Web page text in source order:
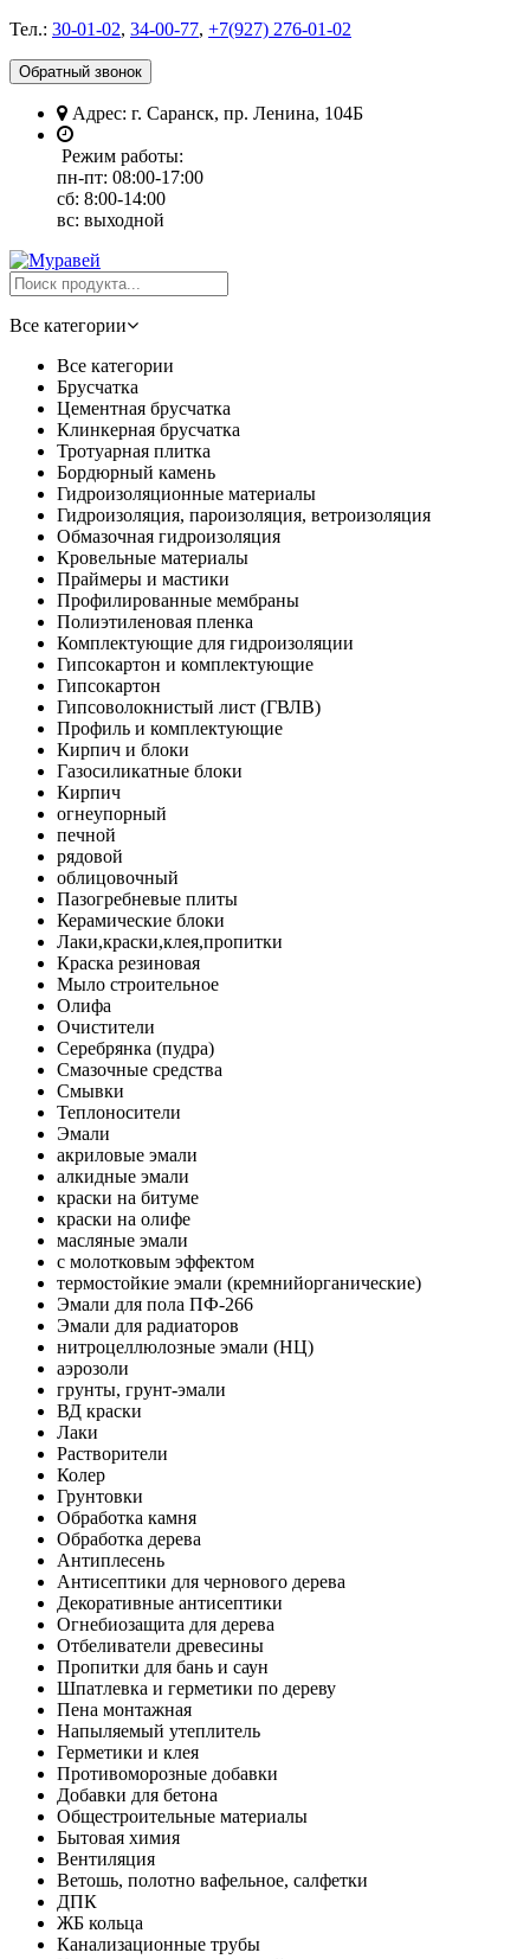
Тел.: 30-01-02, 34-00-77, +7(927) 276-01-02
Обратный звонок
Адрес: г. Саранск, пр. Ленина, 104Б
Режим работы:
пн-пт: 08:00-17:00
сб: 8:00-14:00
вс: выходной
Все категории
Все категории
Брусчатка
Цементная брусчатка
Клинкерная брусчатка
Тротуарная плитка
Бордюрный камень
Гидроизоляционные материалы
Гидроизоляция, пароизоляция, ветроизоляция
Обмазочная гидроизоляция
Кровельные материалы
Праймеры и мастики
Профилированные мембраны
Полиэтиленовая пленка
Комплектующие для гидроизоляции
Гипсокартон и комплектующие
Гипсокартон
Гипсоволокнистый лист (ГВЛВ)
Профиль и комплектующие
Кирпич и блоки
Газосиликатные блоки
Кирпич
огнеупорный
печной
рядовой
облицовочный
Пазогребневые плиты
Керамические блоки
Лаки,краски,клея,пропитки
Краска резиновая
Мыло строительное
Олифа
Очистители
Серебрянка (пудра)
Смазочные средства
Смывки
Теплоносители
Эмали
акриловые эмали
алкидные эмали
краски на битуме
краски на олифе
масляные эмали
с молотковым эффектом
термостойкие эмали (кремнийорганические)
Эмали для пола ПФ-266
Эмали для радиаторов
нитроцеллюлозные эмали (НЦ)
аэрозоли
грунты, грунт-эмали
ВД краски
Лаки
Растворители
Колер
Грунтовки
Обработка камня
Обработка дерева
Антиплесень
Антисептики для чернового дерева
Декоративные антисептики
Огнебиозащита для дерева
Отбеливатели древесины
Пропитки для бань и саун
Шпатлевка и герметики по дереву
Пена монтажная
Напыляемый утеплитель
Герметики и клея
Противоморозные добавки
Добавки для бетона
Общестроительные материалы
Бытовая химия
Вентиляция
Ветошь, полотно вафельное, салфетки
ДПК
ЖБ кольца
Канализационные трубы